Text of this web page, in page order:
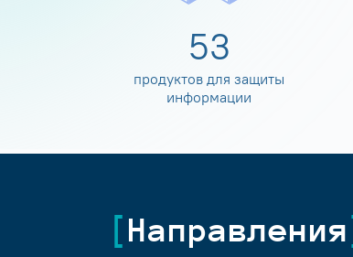
60
продуктов для защиты
информации
Направления